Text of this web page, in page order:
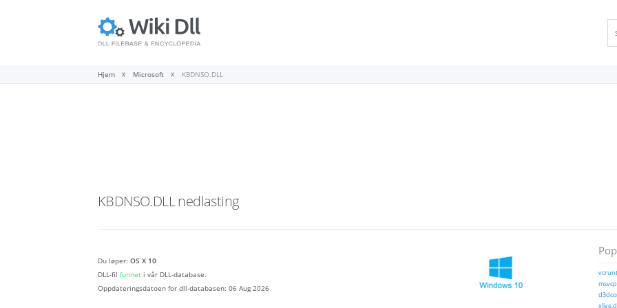
Hjem Microsoft KBDNSO.DLL
KBDNSO.DLLnedlasting
Du løper: OS X 10
DLL-fil funnet i vår DLL-database.
Oppdateringsdatoen for dll-databasen: 06 Aug 2026